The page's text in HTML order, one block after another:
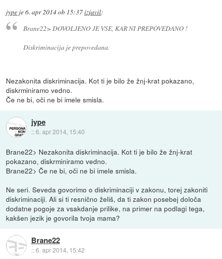
jype je6. apr 2014 ob 15:37izjavil:
Brane22> DOVOLJENO JE VSE, KAR NI PREPOVEDANO !
Diskriminacija je prepovedana.
Nezakonita diskriminacija. Kot ti je bilo že žnj-krat pokazano,
diskrminiramo vedno.
Če ne bi, oči ne bi imele smisla.
jype
::6. apr 2014, 15:40
Brane22> Nezakonita diskriminacija. Kot ti je bilo že žnj-krat
pokazano, diskrminiramo vedno.
Brane22> Če ne bi, oči ne bi imele smisla.
Ne seri. Seveda govorimo o diskriminaciji v zakonu, torej zakoniti
diskriminaciji. Ali si ti resnično želiš, da ti zakon posebej določa
dodatne pogoje za vsakdanje prilike, na primer na podlagi tega,
kakšen jezik je govorila tvoja mama?
Brane22
::6. apr 2014, 15:42